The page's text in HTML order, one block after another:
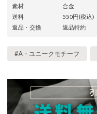
素材
合金
送料
550円(税込)
返品・交換
返品特約
#A・ユニークモチーフ